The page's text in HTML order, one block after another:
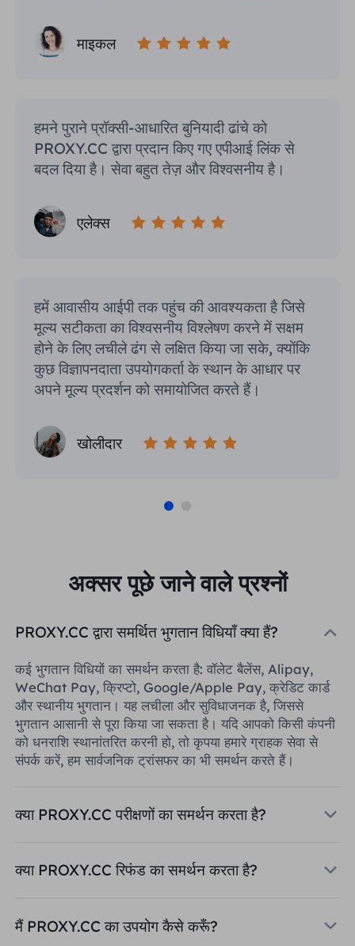
माइकल
हमने पुराने प्रॉक्सी-आधारित बुनियादी ढांचे को
PROXY.CC द्वारा प्रदान किए गए एपीआई लिंक से
बदल दिया है। सेवा बहुत तेज़ और विश्वसनीय है।
एलेक्स
हमें आवासीय आईपी तक पहुंच की आवश्यकता है जिसे
मूल्य सटीकता का विश्वसनीय विश्लेषण करने में सक्षम
होने के लिए लचीले ढंग से लक्षित किया जा सके, क्योंकि
कुछ विज्ञापनदाता उपयोगकर्ता के स्थान के आधार पर
अपने मूल्य प्रदर्शन को समायोजित करते हैं।
खोलीदार
अक्सर पूछे जाने वाले प्रश्नों
PROXY.CC द्वारा समर्थित भुगतान विधियाँ क्या हैं?
कई भुगतान विधियों का समर्थन करता है: वॉलेट बैलेंस, Alipay,
WeChat Pay, क्रिप्टो, Google/Apple Pay, क्रेडिट कार्ड
और स्थानीय भुगतान। यह लचीला और सुविधाजनक है, जिससे
भुगतान आसानी से पूरा किया जा सकता है। यदि आपको किसी कंपनी
को धनराशि स्थानांतरित करनी हो, तो कृपया हमारे ग्राहक सेवा से
संपर्क करें, हम सार्वजनिक ट्रांसफर का भी समर्थन करते हैं।
क्या PROXY.CC परीक्षणों का समर्थन करता है?
क्या PROXY.CC रिफंड का समर्थन करता है?
मैं PROXY.CC का उपयोग कैसे करूँ?